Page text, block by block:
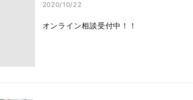
2020/10/22
オンライン相談受付中！！